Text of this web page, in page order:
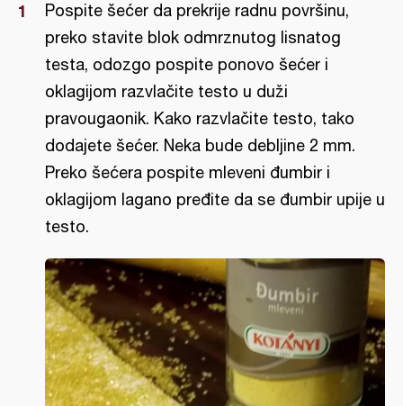
Pospite šećer da prekrije radnu površinu,
preko stavite blok odmrznutog lisnatog
testa, odozgo pospite ponovo šećer i
oklagijom razvlačite testo u duži
pravougaonik. Kako razvlačite testo, tako
dodajete šećer. Neka bude debljine 2 mm.
Preko šećera pospite mleveni đumbir i
oklagijom lagano pređite da se đumbir upije u
testo.